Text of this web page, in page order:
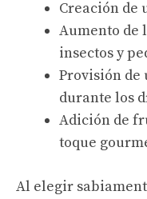
Creación de
Aumento de
insectos y
Provisión de
durante los
Adición de
toque
Al elegir